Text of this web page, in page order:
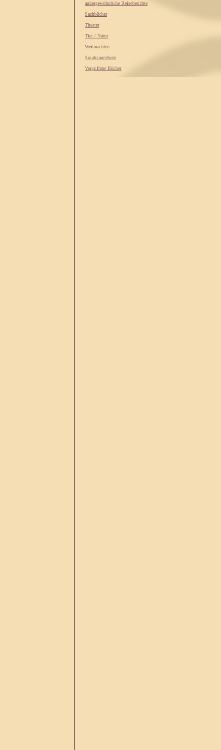
außergewöhnliche Reiseberichte
Sachbücher
Theater
Tier / Natur
Weihnachten
Sonderangebote
Vergriffene Bücher